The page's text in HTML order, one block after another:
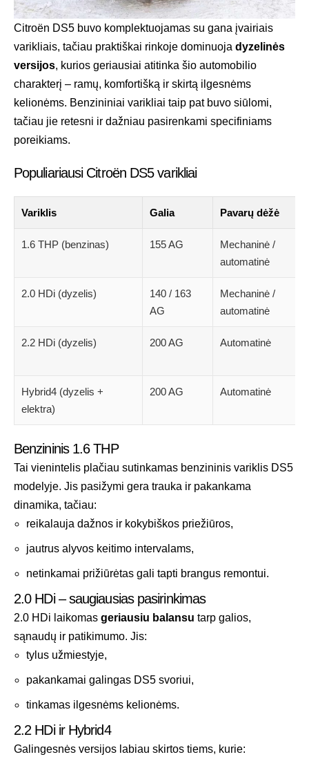
Citroën DS5 buvo komplektuojamas su gana įvairiais
varikliais, tačiau praktiškai rinkoje dominuoja dyzelinės
versijos, kurios geriausiai atitinka šio automobilio
charakterį – ramų, komfortišką ir skirtą ilgesnėms
kelionėms. Benzininiai varikliai taip pat buvo siūlomi,
tačiau jie retesni ir dažniau pasirenkami specifiniams
poreikiams.
Populiariausi Citroën DS5 varikliai
Variklis Galia Pavarų dėžė
1.6 THP (benzinas) 155 AG
Mechaninė /
automatinė
2.0 HDi (dyzelis)
140 / 163
AG
Mechaninė /
automatinė
2.2 HDi (dyzelis) 200 AG Automatinė
Hybrid4 (dyzelis +
elektra)
200 AG Automatinė
Benzininis 1.6 THP
Tai vienintelis plačiau sutinkamas benzininis variklis DS5
modelyje. Jis pasižymi gera trauka ir pakankama
dinamika, tačiau:
reikalauja dažnos ir kokybiškos priežiūros,
jautrus alyvos keitimo intervalams,
netinkamai prižiūrėtas gali tapti brangus remontui.
2.0 HDi – saugiausias pasirinkimas
2.0 HDi laikomas geriausiu balansu tarp galios,
sąnaudų ir patikimumo. Jis:
tylus užmiestyje,
pakankamai galingas DS5 svoriui,
tinkamas ilgesnėms kelionėms.
2.2 HDi ir Hybrid4
Galingesnės versijos labiau skirtos tiems, kurie: